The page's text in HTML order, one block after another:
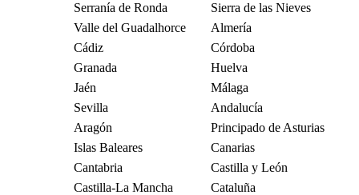
Serranía de Ronda
Sierra de las Nieves
Valle del Guadalhorce
Almería
Cádiz
Córdoba
Granada
Huelva
Jaén
Málaga
Sevilla
Andalucía
Aragón
Principado de Asturias
Islas Baleares
Canarias
Cantabria
Castilla y León
Castilla-La Mancha
Cataluña